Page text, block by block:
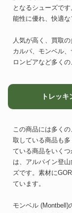
となるシューズで
能性に優れ、快適な
人気が高く、買取
カルパ、モンベル
ロンビアなど多くの
トレッ
この商品には多く
取している商品も
ている商品をいくつ
は、アルパイン登
ズです。素材に
ています。
モンベル (Montbell)